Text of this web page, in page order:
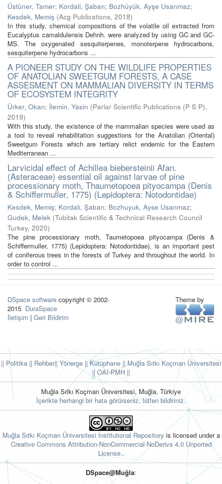
Üstüner, Tamer; Kordali, Şaban; Bozhüyük, Ayşe Usanmaz;
Kesdek, Memiş (Acg Publications, 2018)
In this study, chemical compositions of the volatile oil extracted from
Eucalyptus camaldulensis Dehnh. were analyzed by using GC and GC-
MS. The oxygenated sesquiterpenes, monoterpene hydrocarbons,
sesquiterpene hydrocarbons ...
A PIONEER STUDY ON THE WILDLIFE PROPERTIES
OF ANATOLIAN SWEETGUM FORESTS, A CASE
ASSESMENT ON MAMMALIAN DIVERSITY IN TERMS
OF ECOSYSTEM INTEGRITY
Ürker, Okan; İlemin, Yasin (Parlar Scientific Publications (P S P),
2019)
With this study, the existence of the mammalian species were used as
a tool to reveal rehabilitation suggestions for the Anatolian (Oriental)
Sweetgum Forests which are tertiary relict endemic for the Eastern
Mediterranean ...
Larvicidal effect of Achillea biebersteinii Afan.
(Asteraceae) essential oil against larvae of pine
processionary moth, Thaumetopoea pityocampa (Denis
& Schiffermuller, 1775) (Lepidoptera: Notodontidae)
Kesdek, Memiş; Kordalı, Şaban; Bozhuyuk, Ayse Usanmaz;
Gudek, Melek (Tubitak Scientific & Technical Research Council
Turkey, 2020)
The pine processionary moth, Taumetopoea pityocampa (Denis &
Schiffermuller, 1775) (Lepidoptera: Notodontidae), is an important pest
of coniferous trees in the forests of Turkey and throughout the world. In
order to control ...
DSpace software copyright © 2002-
2015 DuraSpace
İletişim | Geri Bildirim
Theme by
|| Politika || Rehber|| Yönerge || Kütüphane|| Muğla Sıtkı Koçman Üniversitesi
||OAI-PMH ||
Muğla Sıtkı Koçman Üniversitesi, Muğla, Türkiye
İçerikte herhangi bir hata görürseniz, lütfen bildiriniz:
Muğla Sıtkı Koçman Üniversitesi Institutional Repositoryis licensed under a
Creative Commons Attribution-NonCommercial-NoDerivs 4.0 Unported
License..
DSpace@Muğla: